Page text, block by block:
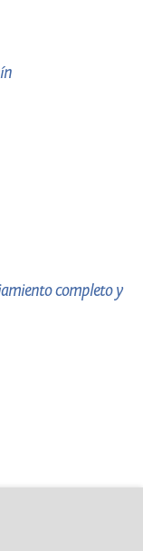
completo y